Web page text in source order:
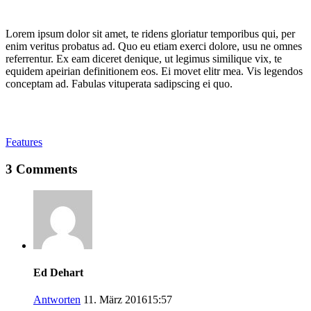
Lorem ipsum dolor sit amet, te ridens gloriatur temporibus qui, per
enim veritus probatus ad. Quo eu etiam exerci dolore, usu ne omnes
referrentur. Ex eam diceret denique, ut legimus similique vix, te
equidem apeirian definitionem eos. Ei movet elitr mea. Vis legendos
conceptam ad. Fabulas vituperata sadipscing ei quo.
Features
3 Comments
Ed Dehart
Antworten 11. März 201615:57